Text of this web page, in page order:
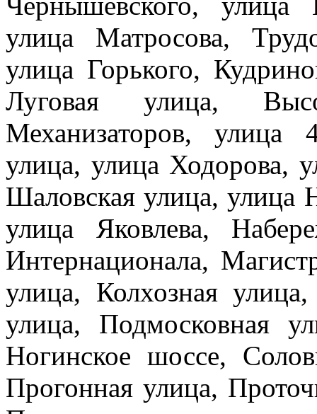
улица Матросова,
улица Горького,
Луговая улица,
Механизаторов,
улица, улица Ходорова,
Шаловская улица, улица
улица Яковлева,
Интернационала,
улица, Колхозная
улица, Подмосковная
Ногинское шоссе,
Прогонная улица,